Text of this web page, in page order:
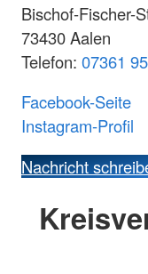
Bischof-Fischer-
73430 Aalen
Telefon: 07361
Facebook-Seite
Instagram-Profil
Nachricht